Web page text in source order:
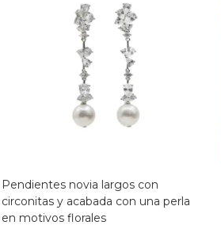
Pendientes novia largos con
circonitas y acabada con una perla
en motivos florales